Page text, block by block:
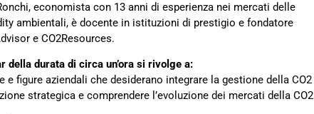
economista con 13 anni di esperienza nei mercati delle
ambientali, è docente in istituzioni di prestigio e fondatore
e CO2Resources.
della durata di circa un’ora si rivolge a:
e figure aziendali che desiderano integrare la gestione della
strategica e comprendere l’evoluzione dei mercati della